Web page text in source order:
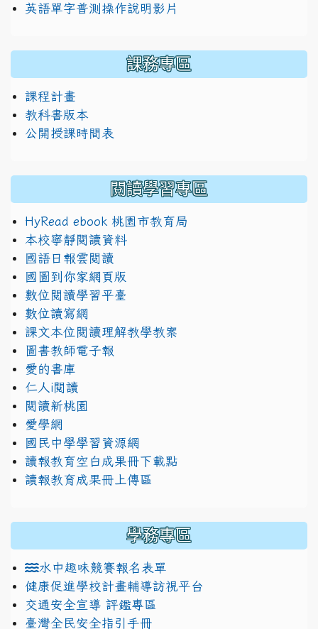
英語單字普測操作說明影片
課務專區
課程計畫
教科書版本
公開授課時間表
閱讀學習專區
HyRead ebook 桃園市教育局
本校寧靜閱讀資料
國語日報雲閱讀
國圖到你家網頁版
數位閱讀學習平臺
數位讀寫網
課文本位閱讀理解教學教案
圖書教師電子報
愛的書庫
仁人i閱讀
閱讀新桃園
愛學網
國民中學學習資源網
讀報教育空白成果冊下載點
讀報教育成果冊上傳區
學務專區
水中趣味競賽報名表單
健康促進學校計畫輔導訪視平台
交通安全宣導 評鑑專區
臺灣全民安全指引手冊